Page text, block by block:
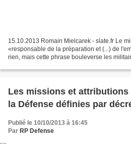
15.10.2013 Romain Mielcarek - slate.fr Le
«responsable de la préparation et (...) de
rien, mais cette phrase bouleverse les
Les missions et
la Défense définies par
Publié le 10/10/2013 à 16:45
Par RP Defense